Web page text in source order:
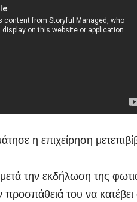
η επιχείρηση
την εκδήλωση της
προσπάθειά του να